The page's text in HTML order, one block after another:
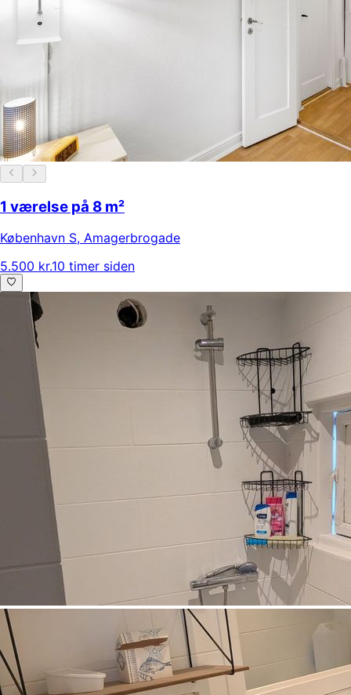
1 værelse på 8 m²
København S, Amagerbrogade
5.500 kr.10 timer siden